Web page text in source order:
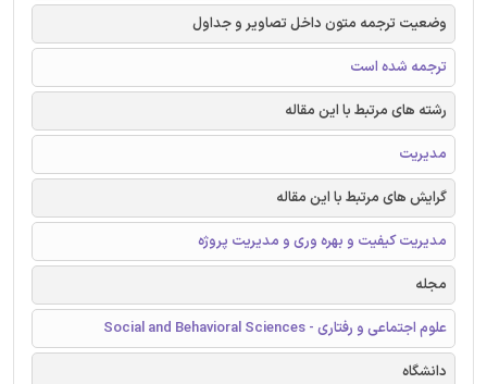
وضعیت ترجمه متون داخل تصاویر و جداول
ترجمه شده است
رشته های مرتبط با این مقاله
مدیریت
گرایش های مرتبط با این مقاله
مدیریت کیفیت و بهره وری و مدیریت پروژه
مجله
علوم اجتماعی و رفتاری - Social and Behavioral Sciences
دانشگاه